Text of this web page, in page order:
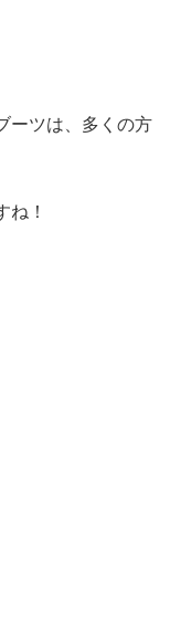
ーツは、多くの方
ね！